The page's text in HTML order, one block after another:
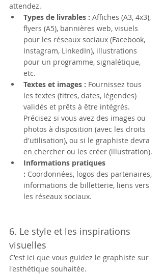
attendez.
Types de livrables : Affiches (A3, 4x3),
flyers (A5), bannières web, visuels
pour les réseaux sociaux (Facebook,
Instagram, LinkedIn), illustrations
pour un programme, signalétique,
etc.
Textes et images : Fournissez tous
les textes (titres, dates, légendes)
validés et prêts à être intégrés.
Précisez si vous avez des images ou
photos à disposition (avec les droits
d'utilisation), ou si le graphiste devra
en chercher ou les créer (illustration).
Informations pratiques
: Coordonnées, logos des partenaires,
informations de billetterie, liens vers
les réseaux sociaux.
6. Le style et les inspirations
visuelles
C'est ici que vous guidez le graphiste sur
l'esthétique souhaitée.